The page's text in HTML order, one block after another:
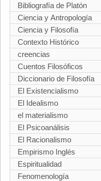
Bibliografía de Platón
Ciencia y Antropología
Ciencia y Filosofía
Contexto Histórico
creencias
Cuentos Filosóficos
Diccionario de Filosofía
El Existencialismo
El Idealismo
el materialismo
El Psicoanálisis
El Racionalismo
Empirismo Inglés
Espiritualidad
Fenomenología